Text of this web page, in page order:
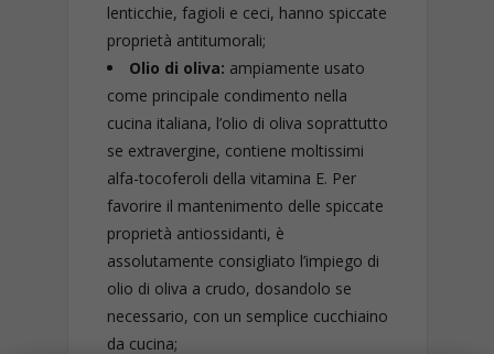
lenticchie, fagioli e ceci, hanno spiccate
proprietà antitumorali;
Olio di oliva: ampiamente usato
come principale condimento nella
cucina italiana, l’olio di oliva soprattutto
se extravergine, contiene moltissimi
alfa-tocoferoli della vitamina E. Per
favorire il mantenimento delle spiccate
proprietà antiossidanti, è
assolutamente consigliato l’impiego di
olio di oliva a crudo, dosandolo se
necessario, con un semplice cucchiaino
da cucina;